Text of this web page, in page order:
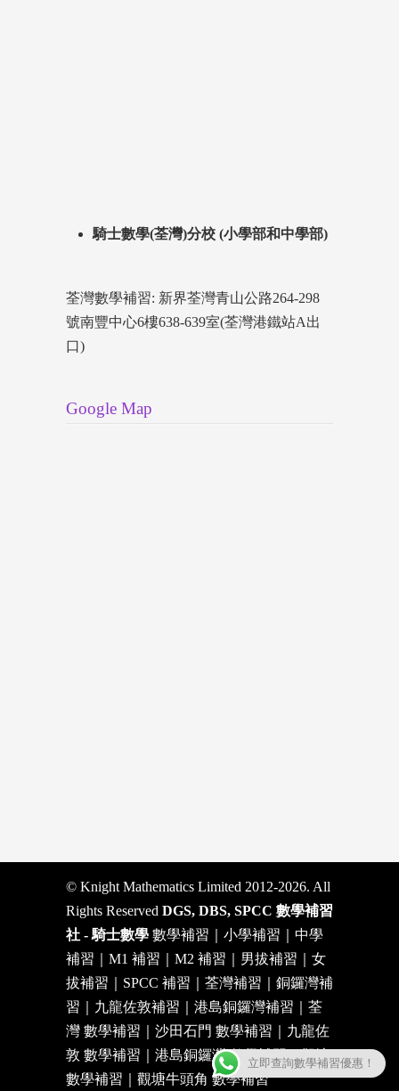
騎士數學(荃灣)分校 (小學部和中學部)
荃灣數學補習: 新界荃灣青山公路264-298
號南豐中心6樓638-639室(荃灣港鐵站A出
口)
Google Map
© Knight Mathematics Limited 2012-2026. All
Rights Reserved DGS, DBS, SPCC 數學補習
社 - 騎士數學 數學補習｜小學補習｜中學
補習｜M1 補習｜M2 補習｜男拔補習｜女
拔補習｜SPCC 補習｜荃灣補習｜銅鑼灣補
習｜九龍佐敦補習｜港島銅鑼灣補習｜荃
灣 數學補習｜沙田石門 數學補習｜九龍佐
敦 數學補習｜港島銅鑼灣 數學補習｜觀塘
數學補習｜觀塘牛頭角 數學補習
立即查詢數學補習優惠！